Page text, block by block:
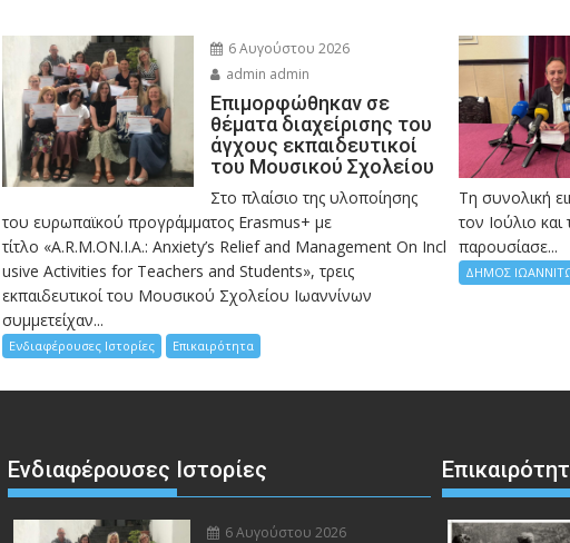
6 Αυγούστου 2026
admin admin
Eπιμορφώθηκαν σε
θέματα διαχείρισης του
άγχους εκπαιδευτικοί
του Μουσικού Σχολείου
Στο πλαίσιο της υλοποίησης
του ευρωπαϊκού προγράμματος Erasmus+ με
τίτλο «A.R.M.ON.I.A.: Anxiety’s Relief and Management On Incl
usive Activities for Teachers and Students», τρεις
εκπαιδευτικοί του Μουσικού Σχολείου Ιωαννίνων
συμμετείχαν...
Ενδιαφέρουσες Ιστορίες Επικαιρότητα
Τη συνολική
τον Ιούλιο
παρουσίασε...
ΔΗΜΟΣ
Ενδιαφέρουσες Ιστορίες
6 Αυγούστου 2026